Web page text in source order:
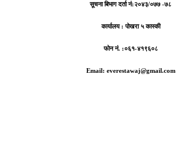
सूचना बिभाग दर्ता नं:२०४३/०७७ -७८
कार्यालय :पोखरा ५ कास्की
फोन नं. :०६१-४१९६०८
Email: everestawaj@gmail.com